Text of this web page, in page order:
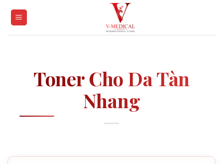
Toner Cho Da Tàn
Nhang